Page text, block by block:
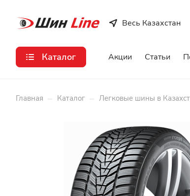
Весь Казахстан
Каталог Акции Статьи
Главная – Каталог – Легковые шины в